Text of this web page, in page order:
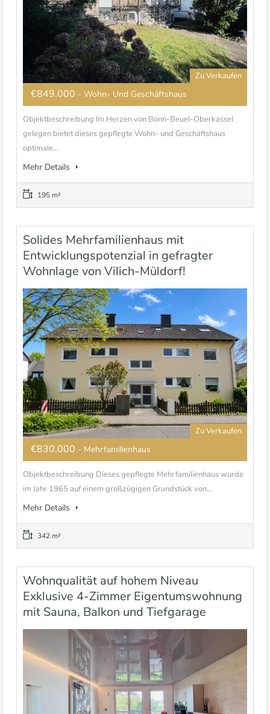
Zu Verkaufen
€849.000 - Wohn- Und Geschäftshaus
Objektbeschreibung Im Herzen von Bonn-Beuel-Oberkassel
gelegen bietet dieses gepflegte Wohn- und Geschäftshaus
optimale...
Mehr Details
195 m²
Solides Mehrfamilienhaus mit
Entwicklungspotenzial in gefragter
Wohnlage von Vilich-Müldorf!
Zu Verkaufen
€830.000 - Mehrfamilienhaus
Objektbeschreibung Dieses gepflegte Mehrfamilienhaus wurde
im Jahr 1965 auf einem großzügigen Grundstück von...
Mehr Details
342 m²
Wohnqualität auf hohem Niveau 
Exklusive 4-Zimmer Eigentumswohnung
mit Sauna, Balkon und Tiefgarage